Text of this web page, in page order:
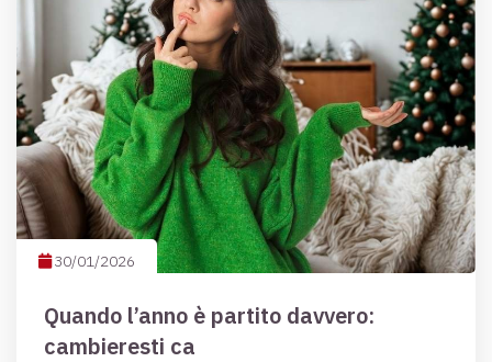
30/01/2026
Quando l’anno è partito davvero:
cambieresti ca